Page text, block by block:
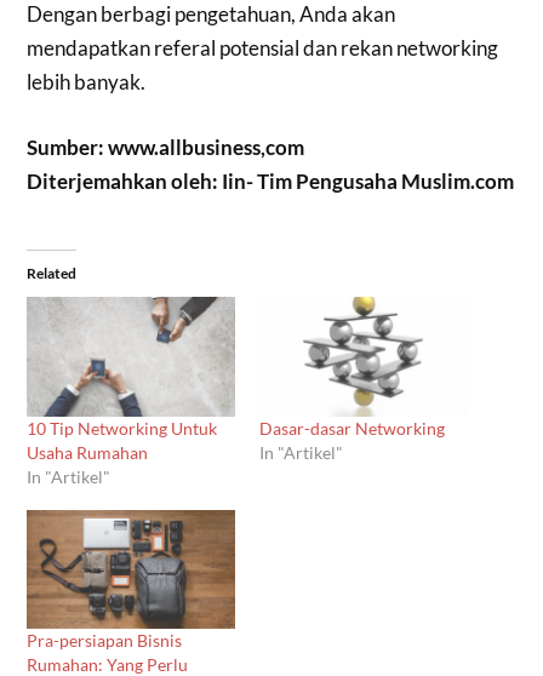
Dengan berbagi pengetahuan, Anda akan
mendapatkan referal potensial dan rekan networking
lebih banyak.
Sumber: www.allbusiness,com
Diterjemahkan oleh: Iin- Tim Pengusaha Muslim.com
Related
10 Tip Networking Untuk
Usaha Rumahan
In "Artikel"
Dasar-dasar Networking
In "Artikel"
Pra-persiapan Bisnis
Rumahan: Yang Perlu